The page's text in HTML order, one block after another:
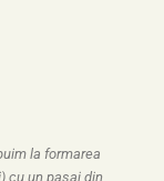
la formarea
cu un pasaj din